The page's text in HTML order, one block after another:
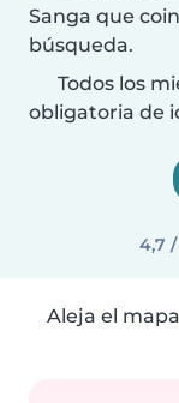
Sanga que
búsqueda.
Todos los
obligatoria de
4,7 /
Aleja el